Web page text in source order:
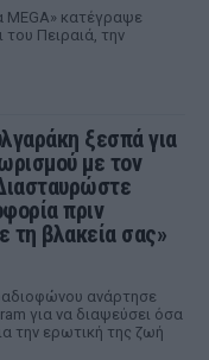
MEGA» κατέγραψε
του Πειραιά, την
ξεσπά για
με τον
πριν
τη βλακεία σας»
ανάρτησε
για να διαψεύσει όσα
την ερωτική της ζωή